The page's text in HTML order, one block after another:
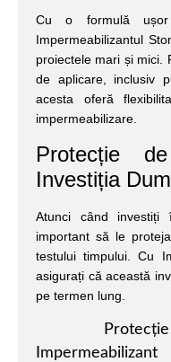
Cu o formulă
Impermeabilizantul
proiectele mari și mici.
de aplicare, inclusiv
acesta oferă
impermeabilizare.
Protecție
Investiția
Atunci când investiți
important să le
testului timpului. Cu
asigurați că această
pe termen lung.
Protecție